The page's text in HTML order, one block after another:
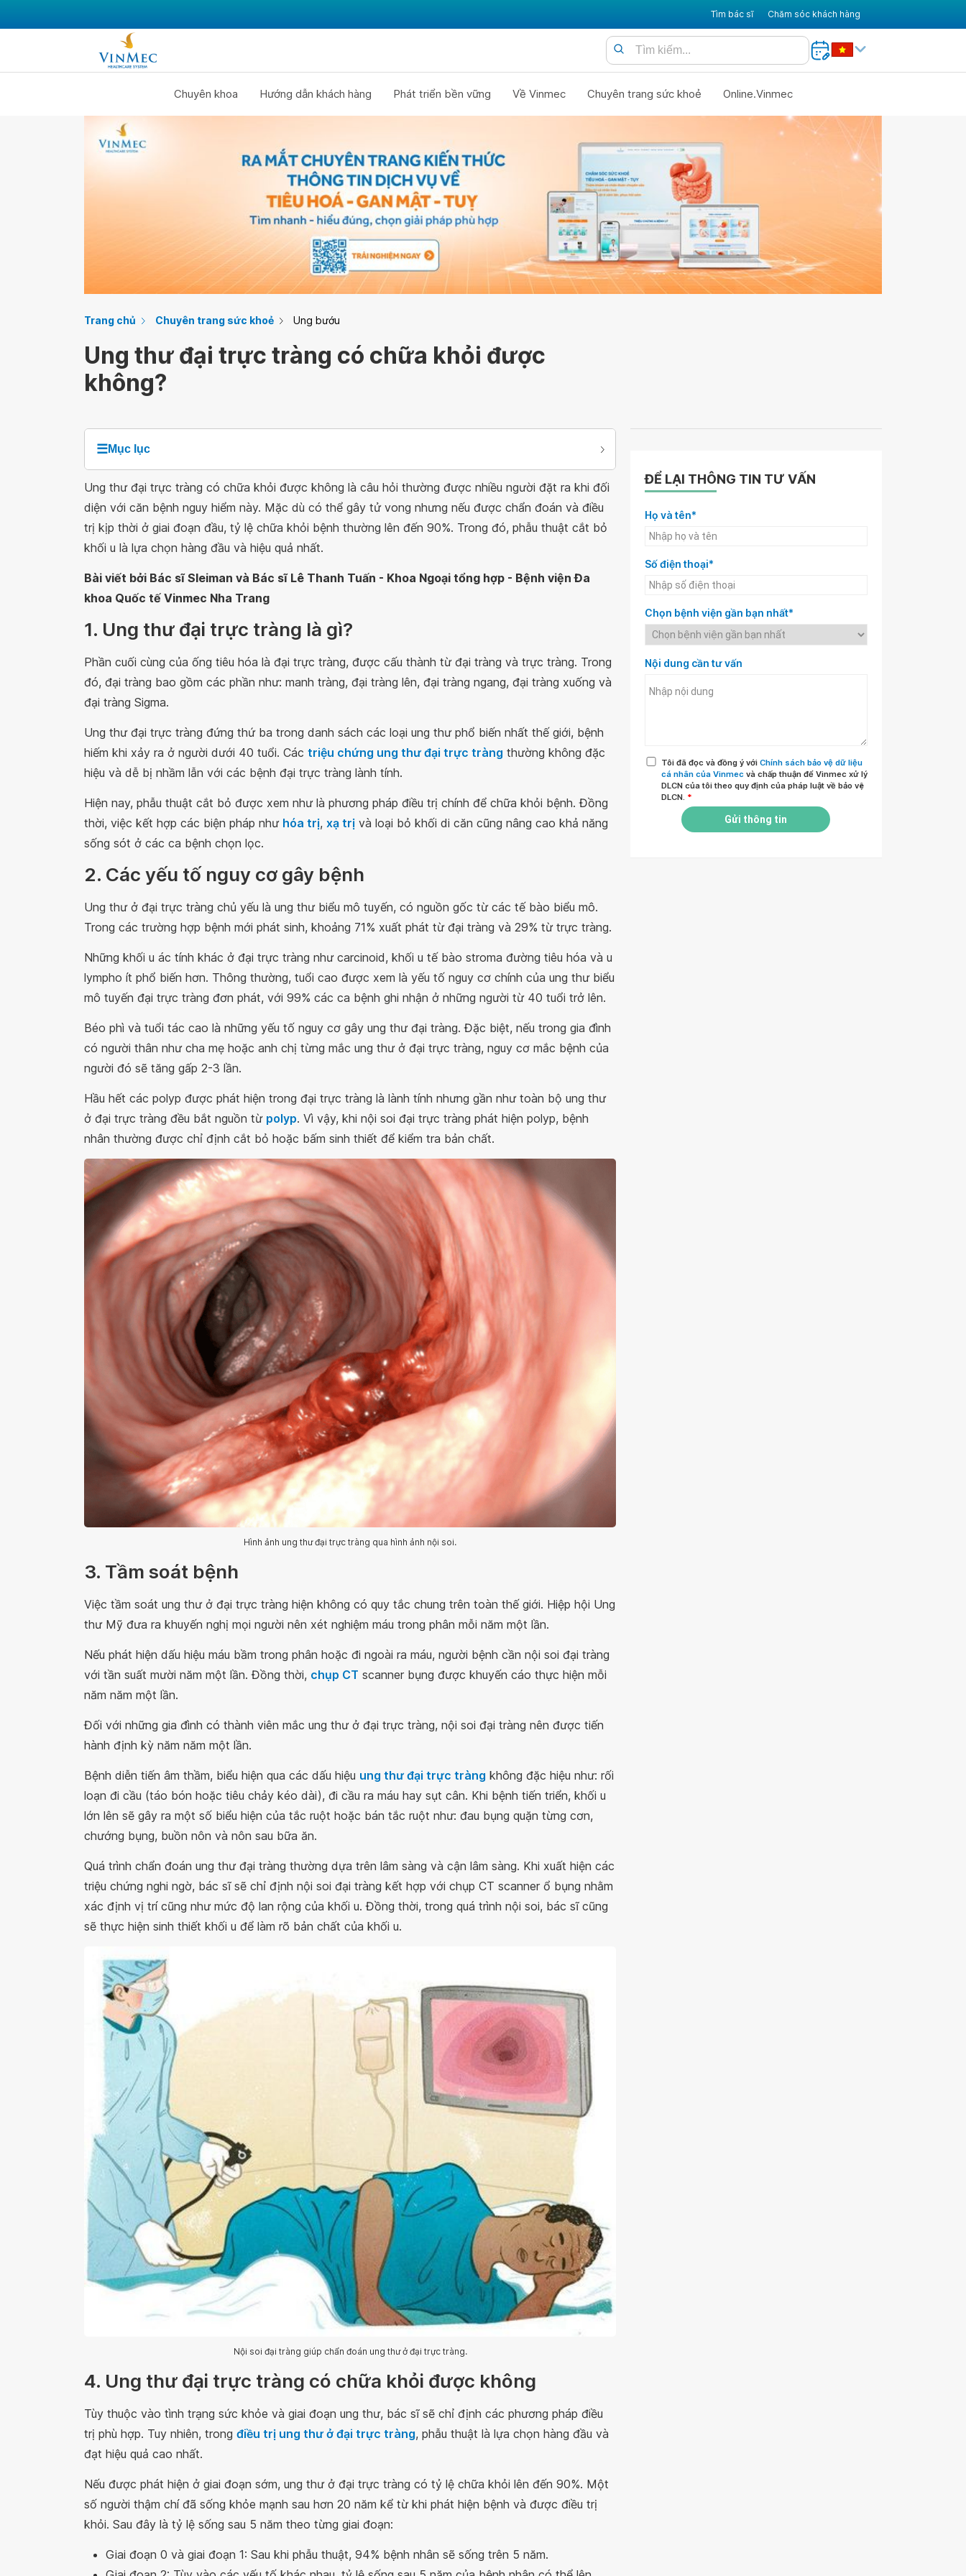
Tìm bác sĩ Chăm sóc khách hàng
Chuyên khoa Hướng dẫn khách hàng Phát triển bền vững Về Vinmec Chuyên trang sức khoẻ Online.Vinmec
Trang chủ Chuyên trang sức khoẻ Ung bướu
Ung thư đại trực tràng có chữa khỏi được
không?
☰Mục lục
Ung thư đại trực tràng có chữa khỏi được không là câu hỏi thường được nhiều người đặt ra khi đối
diện với căn bệnh nguy hiểm này. Mặc dù có thể gây tử vong nhưng nếu được chẩn đoán và điều
trị kịp thời ở giai đoạn đầu, tỷ lệ chữa khỏi bệnh thường lên đến 90%. Trong đó, phẫu thuật cắt bỏ
khối u là lựa chọn hàng đầu và hiệu quả nhất.
Bài viết bởi Bác sĩ Sleiman và Bác sĩ Lê Thanh Tuấn - Khoa Ngoại tổng hợp - Bệnh viện Đa
khoa Quốc tế Vinmec Nha Trang
1. Ung thư đại trực tràng là gì?
Phần cuối cùng của ống tiêu hóa là đại trực tràng, được cấu thành từ đại tràng và trực tràng. Trong
đó, đại tràng bao gồm các phần như: manh tràng, đại tràng lên, đại tràng ngang, đại tràng xuống và
đại tràng Sigma.
Ung thư đại trực tràng đứng thứ ba trong danh sách các loại ung thư phổ biến nhất thế giới, bệnh
hiếm khi xảy ra ở người dưới 40 tuổi. Các triệu chứng ung thư đại trực tràng thường không đặc
hiệu và dễ bị nhầm lẫn với các bệnh đại trực tràng lành tính.
Hiện nay, phẫu thuật cắt bỏ được xem như là phương pháp điều trị chính để chữa khỏi bệnh. Đồng
thời, việc kết hợp các biện pháp như hóa trị, xạ trị và loại bỏ khối di căn cũng nâng cao khả năng
sống sót ở các ca bệnh chọn lọc.
2. Các yếu tố nguy cơ gây bệnh
Ung thư ở đại trực tràng chủ yếu là ung thư biểu mô tuyến, có nguồn gốc từ các tế bào biểu mô.
Trong các trường hợp bệnh mới phát sinh, khoảng 71% xuất phát từ đại tràng và 29% từ trực tràng.
Những khối u ác tính khác ở đại trực tràng như carcinoid, khối u tế bào stroma đường tiêu hóa và u
lympho ít phổ biến hơn. Thông thường, tuổi cao được xem là yếu tố nguy cơ chính của ung thư biểu
mô tuyến đại trực tràng đơn phát, với 99% các ca bệnh ghi nhận ở những người từ 40 tuổi trở lên.
Béo phì và tuổi tác cao là những yếu tố nguy cơ gây ung thư đại tràng. Đặc biệt, nếu trong gia đình
có người thân như cha mẹ hoặc anh chị từng mắc ung thư ở đại trực tràng, nguy cơ mắc bệnh của
người đó sẽ tăng gấp 2-3 lần.
Hầu hết các polyp được phát hiện trong đại trực tràng là lành tính nhưng gần như toàn bộ ung thư
ở đại trực tràng đều bắt nguồn từ polyp. Vì vậy, khi nội soi đại trực tràng phát hiện polyp, bệnh
nhân thường được chỉ định cắt bỏ hoặc bấm sinh thiết để kiểm tra bản chất.
Hình ảnh ung thư đại trực tràng qua hình ảnh nội soi.
3. Tầm soát bệnh
Việc tầm soát ung thư ở đại trực tràng hiện không có quy tắc chung trên toàn thế giới. Hiệp hội Ung
thư Mỹ đưa ra khuyến nghị mọi người nên xét nghiệm máu trong phân mỗi năm một lần.
Nếu phát hiện dấu hiệu máu bầm trong phân hoặc đi ngoài ra máu, người bệnh cần nội soi đại tràng
với tần suất mười năm một lần. Đồng thời, chụp CT scanner bụng được khuyến cáo thực hiện mỗi
năm năm một lần.
Đối với những gia đình có thành viên mắc ung thư ở đại trực tràng, nội soi đại tràng nên được tiến
hành định kỳ năm năm một lần.
Bệnh diễn tiến âm thầm, biểu hiện qua các dấu hiệu ung thư đại trực tràng không đặc hiệu như: rối
loạn đi cầu (táo bón hoặc tiêu chảy kéo dài), đi cầu ra máu hay sụt cân. Khi bệnh tiến triển, khối u
lớn lên sẽ gây ra một số biểu hiện của tắc ruột hoặc bán tắc ruột như: đau bụng quặn từng cơn,
chướng bụng, buồn nôn và nôn sau bữa ăn.
Quá trình chẩn đoán ung thư đại tràng thường dựa trên lâm sàng và cận lâm sàng. Khi xuất hiện các
triệu chứng nghi ngờ, bác sĩ sẽ chỉ định nội soi đại tràng kết hợp với chụp CT scanner ổ bụng nhằm
xác định vị trí cũng như mức độ lan rộng của khối u. Đồng thời, trong quá trình nội soi, bác sĩ cũng
sẽ thực hiện sinh thiết khối u để làm rõ bản chất của khối u.
Nội soi đại tràng giúp chẩn đoán ung thư ở đại trực tràng.
4. Ung thư đại trực tràng có chữa khỏi được không
Tùy thuộc vào tình trạng sức khỏe và giai đoạn ung thư, bác sĩ sẽ chỉ định các phương pháp điều
trị phù hợp. Tuy nhiên, trong điều trị ung thư ở đại trực tràng, phẫu thuật là lựa chọn hàng đầu và
đạt hiệu quả cao nhất.
Nếu được phát hiện ở giai đoạn sớm, ung thư ở đại trực tràng có tỷ lệ chữa khỏi lên đến 90%. Một
số người thậm chí đã sống khỏe mạnh sau hơn 20 năm kể từ khi phát hiện bệnh và được điều trị
khỏi. Sau đây là tỷ lệ sống sau 5 năm theo từng giai đoạn:
Giai đoạn 0 và giai đoạn 1: Sau khi phẫu thuật, 94% bệnh nhân sẽ sống trên 5 năm.
ĐỂ LẠI THÔNG TIN TƯ VẤN
Họ và tên*
Số điện thoại*
Chọn bệnh viện gần bạn nhất*
Nội dung cần tư vấn
Tôi đã đọc và đồng ý với Chính sách bảo vệ dữ liệu
cá nhân của Vinmec và chấp thuận để Vinmec xử lý
DLCN của tôi theo quy định của pháp luật về bảo vệ
DLCN. *
Gửi thông tin